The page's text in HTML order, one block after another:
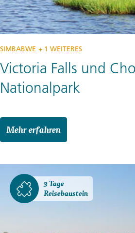
SIMBABWE + 1 WEITERES
Victoria Falls und
Nationalpark
Mehr erfahren
3 Tage
Reisebaustein